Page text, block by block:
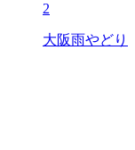
2
大阪雨やどり